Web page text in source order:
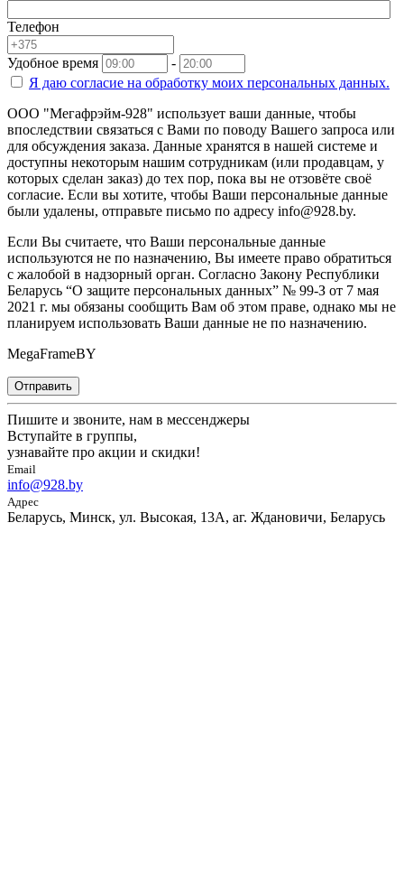
Телефон
Удобное время
-
Я даю согласие на обработку моих персональных данных.
ООО "Мегафрэйм-928" использует ваши данные, чтобы
впоследствии связаться с Вами по поводу Вашего запроса или
для обсуждения заказа. Данные хранятся в нашей системе и
доступны некоторым нашим сотрудникам (или продавцам, у
которых сделан заказ) до тех пор, пока вы не отзовёте своё
согласие. Если вы хотите, чтобы Ваши персональные данные
были удалены, отправьте письмо по адресу info@928.by.
Если Вы считаете, что Ваши персональные данные
используются не по назначению, Вы имеете право обратиться
с жалобой в надзорный орган. Согласно Закону Республики
Беларусь “О защите персональных данных” № 99-З от 7 мая
2021 г. мы обязаны сообщить Вам об этом праве, однако мы не
планируем использовать Ваши данные не по назначению.
MegaFrameBY
Отправить
Пишите и звоните, нам в мессенджеры
Вступайте в группы,
узнавайте про акции и скидки!
Email
info@928.by
Адрес
Беларусь, Минск, ул. Высокая, 13А, аг. Ждановичи, Беларусь